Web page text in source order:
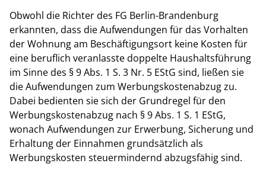
Obwohl die Richter des FG Berlin-Brandenburg
erkannten, dass die Aufwendungen für das Vorhalten
der Wohnung am Beschäftigungsort keine Kosten für
eine beruflich veranlasste doppelte Haushaltsführung
im Sinne des § 9 Abs. 1 S. 3 Nr. 5 EStG sind, ließen sie
die Aufwendungen zum Werbungskostenabzug zu.
Dabei bedienten sie sich der Grundregel für den
Werbungskostenabzug nach § 9 Abs. 1 S. 1 EStG,
wonach Aufwendungen zur Erwerbung, Sicherung und
Erhaltung der Einnahmen grundsätzlich als
Werbungskosten steuermindernd abzugsfähig sind.